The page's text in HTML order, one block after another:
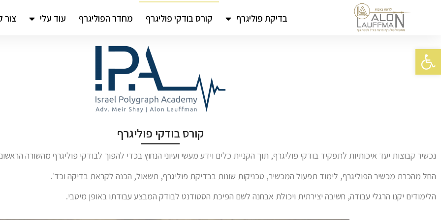
פתח סרגל נגישות
בדיקת פוליגרף קורס בודקי פוליגרף מחדר הפוליגרף עוד עלי צור
קורס בודקי פוליגרף
נכשיר קבוצות יעד איכותיות לתפקיד בודקי פוליגרף, תוך הקניית כלים וידע מעשי ועיוני הנחוץ בכדי להפוך לבודקי פוליגרף מהשורה
החל מהכרת מכשיר הפוליגרף, לימוד תפעול המכשיר, טכניקות שונות בבדיקת פוליגרף, תשאול, הכנה לקראת בדיקה וכד'.
הלימודים יקנו הרגלי עבודה, חשיבה יצירתית ויכולת אבחנה לשם הפיכת הסטודנט לבודק המבצע עבודתו באופן מיטבי.